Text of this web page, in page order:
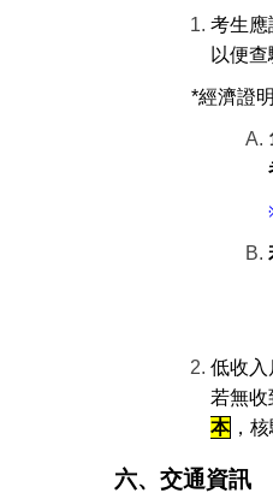
考生應
以便
*經濟證
低收入
若無收
本 ，
六、交通資訊